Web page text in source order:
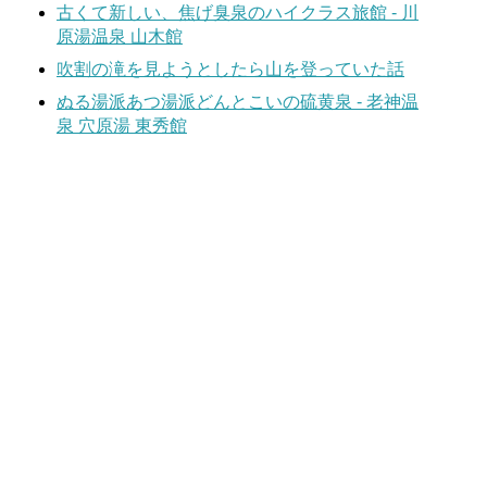
古くて新しい、焦げ臭泉のハイクラス旅館 - 川
原湯温泉 山木館
吹割の滝を見ようとしたら山を登っていた話
ぬる湯派あつ湯派どんとこいの硫黄泉 - 老神温
泉 穴原湯 東秀館